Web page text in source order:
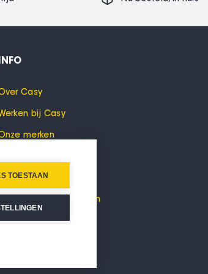
Casy
bij Casy
merken
Algemene voorwaarden
TOESTAAN